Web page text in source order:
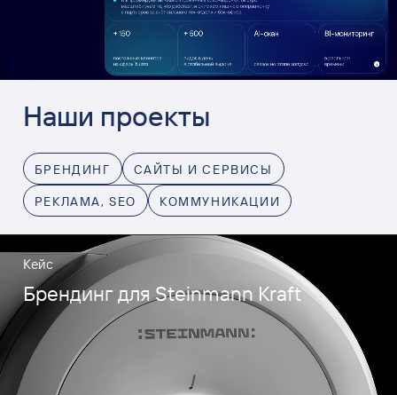
Наши проекты
БРЕНДИНГ САЙТЫ И СЕРВИСЫ
РЕКЛАМА, SEO КОММУНИКАЦИИ
Кейс
Брендинг для Steinmann Kraft